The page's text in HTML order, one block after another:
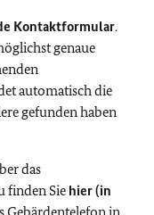
Kontaktformular.
genaue
automatisch die
gefunden haben
das
finden Sie hier (in